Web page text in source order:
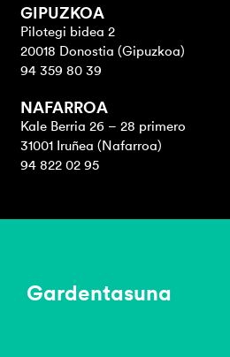
GIPUZKOA
Pilotegi bidea 2
20018 Donostia (Gipuzkoa)
94 359 80 39
NAFARROA
Kale Berria 26 – 28 primero
31001 Iruñea (Nafarroa)
94 822 02 95
Gardentasuna